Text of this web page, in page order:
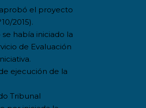
el proyecto
2015).
había iniciado la
de Evaluación
ejecución de la
Tribunal